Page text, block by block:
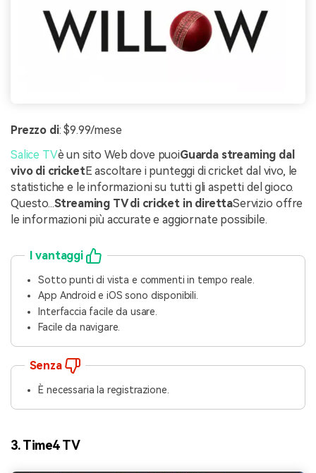
Prezzo di: $9.99/mese
Salice TVè un sito Web dove puoiGuarda streaming dal
vivo di cricketE ascoltare i punteggi di cricket dal vivo, le
statistiche e le informazioni su tutti gli aspetti del gioco.
Questo...Streaming TV di cricket in direttaServizio offre
le informazioni più accurate e aggiornate possibile.
I vantaggi
Sotto punti di vista e commenti in tempo reale.
App Android e iOS sono disponibili.
Interfaccia facile da usare.
Facile da navigare.
Senza
È necessaria la registrazione.
3. Time4 TV